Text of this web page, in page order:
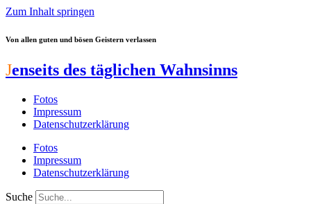
Zum Inhalt springen
Von allen guten und bösen Geistern verlassen
Jenseits des täglichen Wahnsinns
Fotos
Impressum
Datenschutzerklärung
Fotos
Impressum
Datenschutzerklärung
Suche